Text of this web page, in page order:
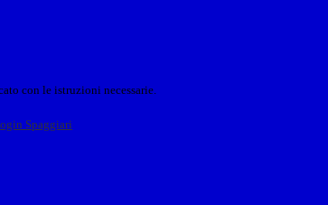
con le istruzioni necessarie.
Spaggiari